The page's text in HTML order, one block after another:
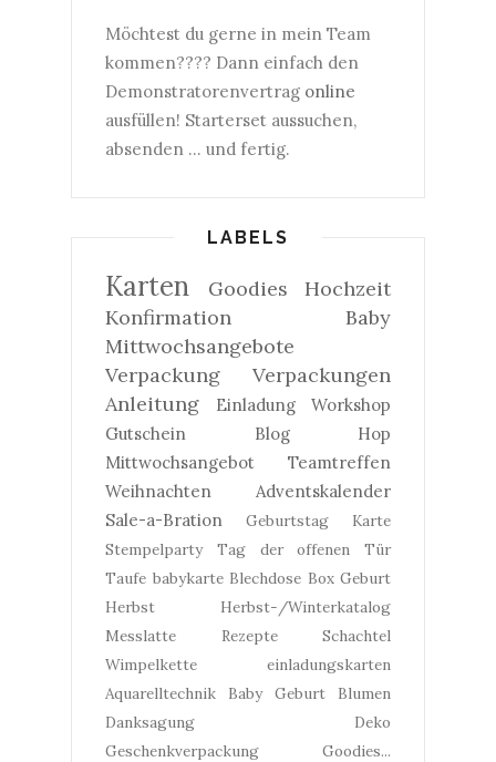
Möchtest du gerne in mein Team
kommen???? Dann einfach den
Demonstratorenvertrag online
ausfüllen! Starterset aussuchen,
absenden ... und fertig.
LABELS
Karten Goodies
Hochzeit
Konfirmation
Baby
Mittwochsangebote
Verpackung
Verpackungen
Anleitung
Einladung
Workshop
Gutschein
Blog Hop
Mittwochsangebot
Teamtreffen
Weihnachten
Adventskalender
Sale-a-Bration
Geburtstag
Karte
Stempelparty
Tag der offenen Tür
Taufe babykarte Blechdose Box Geburt
Herbst
Herbst-/Winterkatalog
Messlatte
Rezepte
Schachtel
Wimpelkette
einladungskarten
Aquarelltechnik
Baby Geburt
Blumen
Danksagung
Deko
Geschenkverpackung
Goodies...